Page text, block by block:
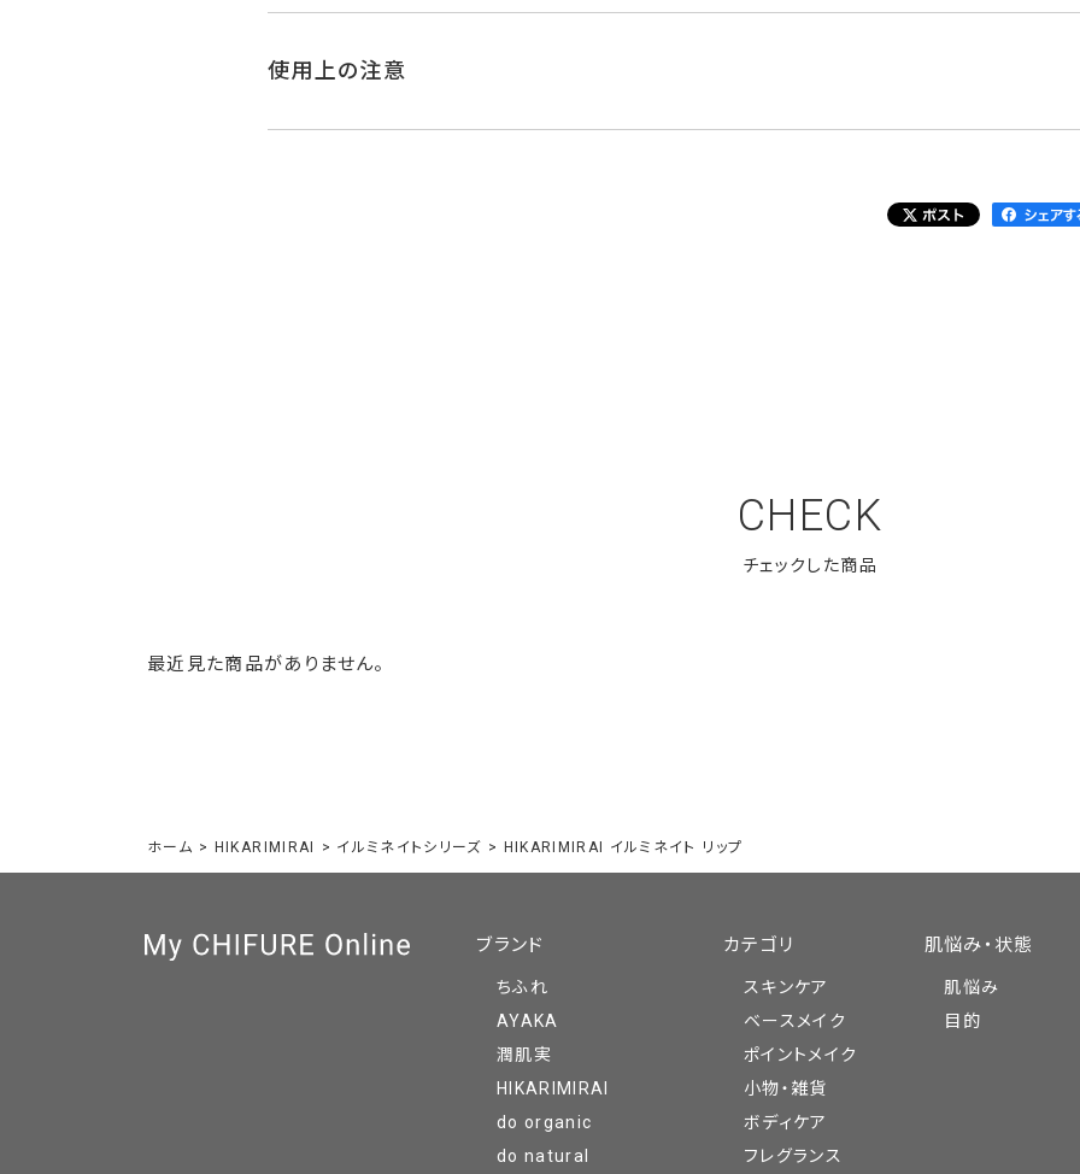
ホーム > HIKARIMIRAI > イルミネイトシリーズ > HIKARIMIRAI イルミネイト リップ
使用上の注意
CHECK
最近見た商品がありません。
ブランド
ちふれ
AYAKA
潤肌実
HIKARIMIRAI
do organic
do natural
カテゴリ
スキンケア
ベースメイク
ポイントメイク
小物・雑貨
ボディケア
フレグランス
肌悩み・状態
肌悩み
目的